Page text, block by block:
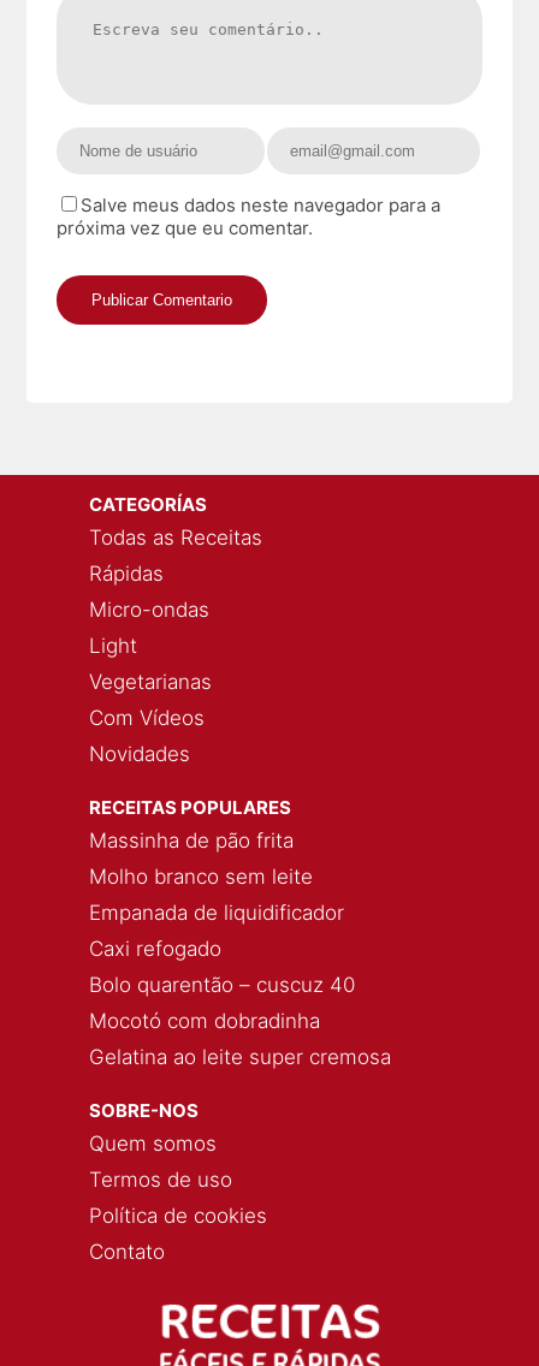
Salve meus dados neste navegador para a
próxima vez que eu comentar.
CATEGORÍAS
Todas as Receitas
Rápidas
Micro-ondas
Light
Vegetarianas
Com Vídeos
Novidades
RECEITAS POPULARES
Massinha de pão frita
Molho branco sem leite
Empanada de liquidificador
Caxi refogado
Bolo quarentão – cuscuz 40
Mocotó com dobradinha
Gelatina ao leite super cremosa
SOBRE-NOS
Quem somos
Termos de uso
Política de cookies
Contato